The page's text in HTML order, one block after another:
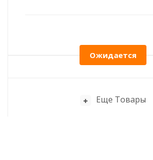
Ожидается
Еще Товары